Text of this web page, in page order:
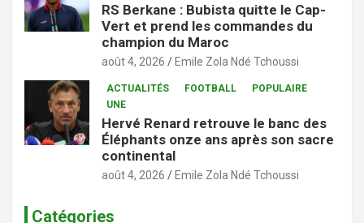
RS Berkane : Bubista quitte le Cap-
Vert et prend les commandes du
champion du Maroc
août 4, 2026 Emile Zola Ndé Tchoussi
ACTUALITÉS FOOTBALL
POPULAIRE
UNE
Hervé Renard retrouve le banc des
Éléphants onze ans après son sacre
continental
août 4, 2026 Emile Zola Ndé Tchoussi
Catégories